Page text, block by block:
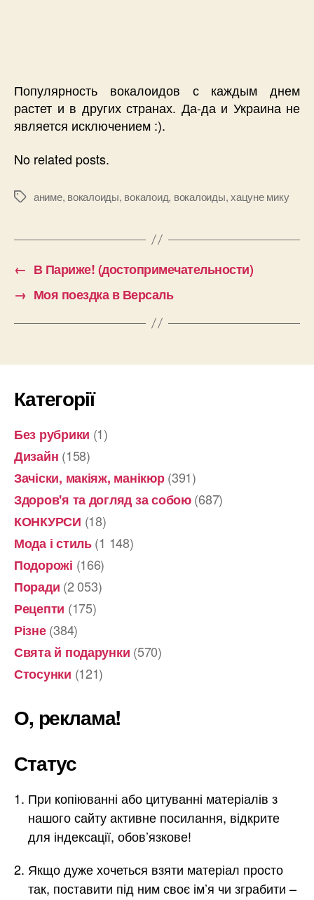
Популярность вокалоидов с каждым днем
растет и в других странах. Да-да и Украина не
является исключением :).
No related posts.
Позначки
аниме, вокалоиды, вокалоид, вокалоиды,хацуне мику
← В Париже! (достопримечательности)
→ Моя поездка в Версаль
Категорії
Без рубрики (1)
Дизайн (158)
Зачіски, макіяж, манікюр(391)
Здоров'я та догляд за собою(687)
КОНКУРСИ (18)
Мода і стиль(1 148)
Подорожі (166)
Поради (2 053)
Рецепти (175)
Різне(384)
Свята й подарунки (570)
Стосунки (121)
О, реклама!
Статус
При копіюванні або цитуванні матеріалів з
нашого сайту активне посилання, відкрите
для індексації, обов’язкове!
Якщо дуже хочеться взяти матеріал просто
так, поставити під ним своє ім’я чи зграбити –